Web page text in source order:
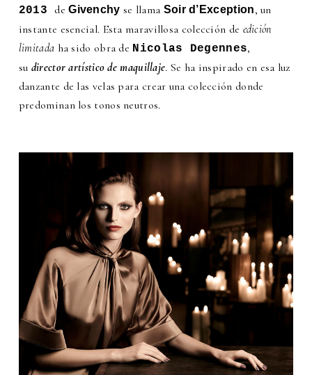
2013 deGivenchy se llama Soir d’Exception, un
instante esencial. Esta maravillosa colección de edición
limitada ha sido obra de Nicolas Degennes,
su director artístico de maquillaje. Se ha inspirado en esa luz
danzante de las velas para crear una colección donde
predominan los tonos neutros.